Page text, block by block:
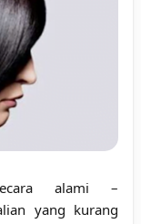
alami –
yang kurang